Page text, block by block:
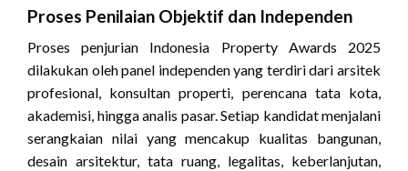
Proses Penilaian Objektif dan Independen
Proses penjurian Indonesia Property Awards 2025
dilakukan oleh panel independen yang terdiri dari arsitek
profesional, konsultan properti, perencana tata kota,
akademisi, hingga analis pasar. Setiap kandidat menjalani
serangkaian nilai yang mencakup kualitas bangunan,
desain arsitektur, tata ruang, legalitas, keberlanjutan,